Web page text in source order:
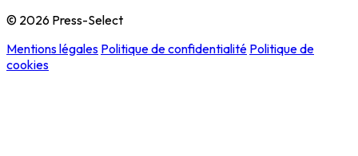
© 2026 Press-Select
Mentions légales Politique de confidentialité Politique de
cookies